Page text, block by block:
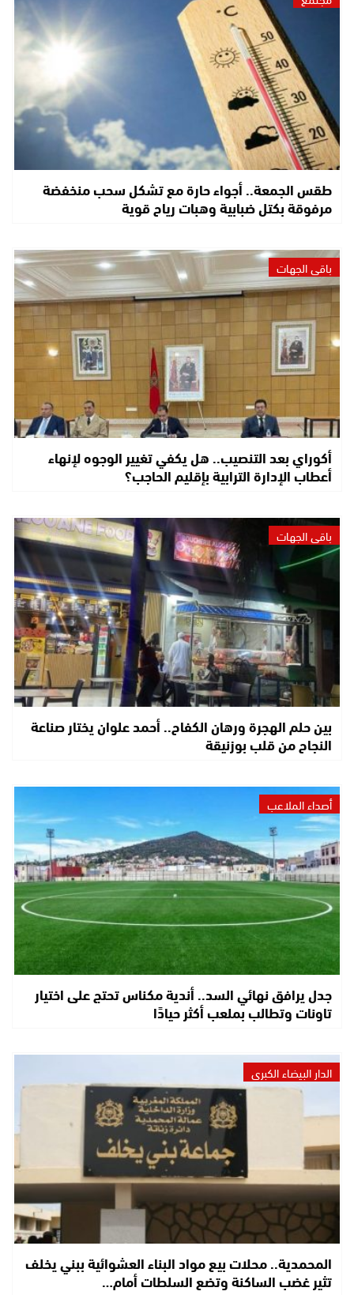
طقس الجمعة.. أجواء حارة مع تشكل سحب منخفضة
مرفوقة بكتل ضبابية وهبات رياح قوية
باقي الجهات
أكوراي بعد التنصيب.. هل يكفي تغيير الوجوه لإنهاء
أعطاب الإدارة الترابية بإقليم الحاجب؟
باقي الجهات
بين حلم الهجرة ورهان الكفاح.. أحمد علوان يختار صناعة
النجاح من قلب بوزنيقة
أصداء الملاعب
جدل يرافق نهائي السد.. أندية مكناس تحتج على اختيار
تاونات وتطالب بملعب أكثر حيادًا
الدار البيضاء الكبرى
المحمدية.. محلات بيع مواد البناء العشوائية ببني يخلف
تثير غضب الساكنة وتضع السلطات أمام…